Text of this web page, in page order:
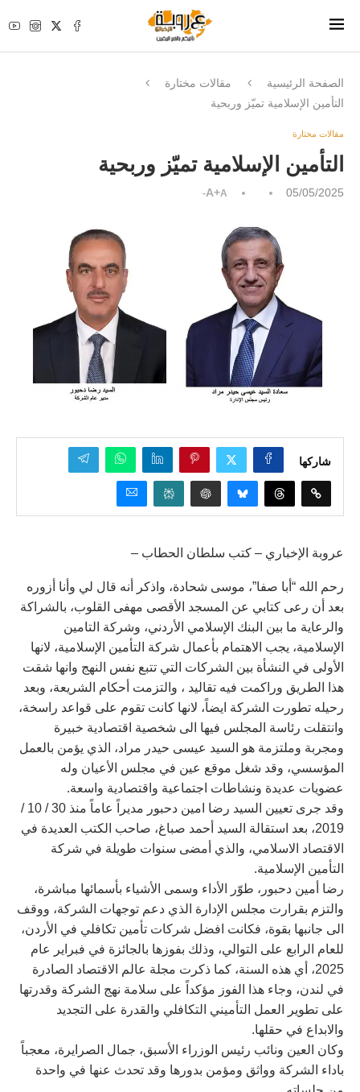
الصفحة الرئيسية
مقالات مختارة
التأمين الإسلامية تميّز وربحية
مقالات مختارة
التأمين الإسلامية تميّز وربحية
05/05/2025
A+A-
شاركها
عروبة الإخباري – كتب سلطان الحطاب –
رحم الله “أبا صفا”، موسى شحادة، واذكر أنه قال لي وأنا أزوره
بعد أن رعى كتابي عن المسجد الأقصى مهفى القلوب، بالشراكة
والرعاية ما بين البنك الإسلامي الأردني، وشركة التامين
الإسلامية، يجب الاهتمام بأعمال شركة التأمين الإسلامية، لانها
الأولى في النشأة بين الشركات التي تتبع نفس النهج وانها شقت
هذا الطريق وراكمت فيه تقاليد ، والتزمت أحكام الشريعة، وبعد
رحيله تطورت الشركة ايضاً، لانها كانت تقوم على قواعد راسخة،
وانتقلت رئاسة المجلس فيها الى شخصية اقتصادية خبيرة
ومجربة وملتزمة هو السيد عيسى حيدر مراد، الذي يؤمن بالعمل
المؤسسي، وقد شغل موقع عين في مجلس الأعيان وله
عضويات عديدة ونشاطات اجتماعية واقتصادية واسعة.
وقد جرى تعيين السيد رضا امين دحبور مديراً عاماً منذ 30 / 10 /
2019، بعد استقالة السيد أحمد صباغ، صاحب الكتب العديدة في
الاقتصاد الاسلامي، والذي أمضى سنوات طويلة في شركة
التأمين الإسلامية.
رضا أمين دحبور، طوّر الأداء وسمى الأشياء بأسمائها مباشرة،
والتزم بقرارت مجلس الإدارة الذي دعم توجهات الشركة، ووقف
الى جانبها بقوة، فكانت افضل شركات تأمين تكافلي في الأردن،
للعام الرابع على التوالي، وذلك بفوزها بالجائزة في فبراير عام
2025، أي هذه السنة، كما ذكرت مجلة عالم الاقتصاد الصادرة
في لندن، وجاء هذا الفوز مؤكداً على سلامة نهج الشركة وقدرتها
على تطوير العمل التأميني التكافلي والقدرة على التجديد
والابداع في حقلها.
وكان العين ونائب رئيس الوزراء الأسبق، جمال الصرايرة، معجباً
باداء الشركة وواثق ومؤمن بدورها وقد تحدث عنها في واحدة